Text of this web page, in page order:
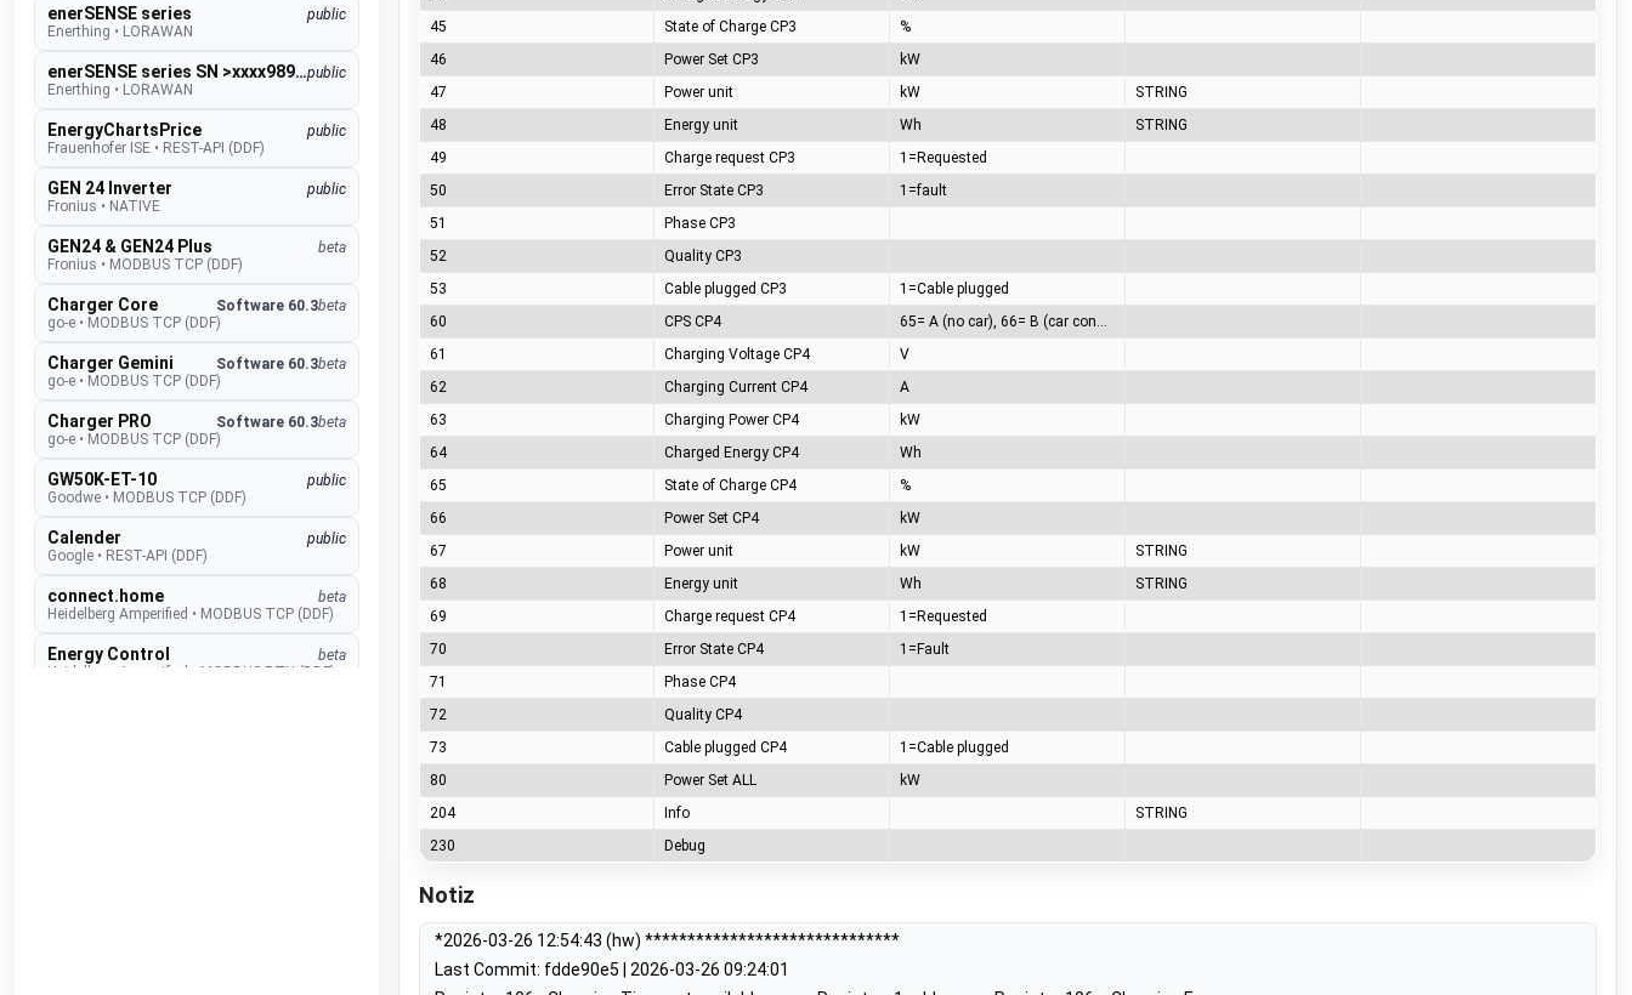
enerSENSE series
public
Enerthing • LORAWAN
enerSENSE series SN >xxxx989000public
Enerthing • LORAWAN
EnergyChartsPrice
public
Frauenhofer ISE • REST-API (DDF)
GEN 24 Inverter
public
Fronius • NATIVE
GEN24 & GEN24 Plus
beta
Fronius • MODBUS TCP (DDF)
Charger Core Software 60.3beta
go-e • MODBUS TCP (DDF)
Charger Gemini Software 60.3beta
go-e • MODBUS TCP (DDF)
Charger PRO Software 60.3beta
go-e • MODBUS TCP (DDF)
GW50K-ET-10
public
Goodwe • MODBUS TCP (DDF)
Calender
public
Google • REST-API (DDF)
connect.home
beta
Heidelberg Amperified • MODBUS TCP (DDF)
Energy Control
beta
Heidelberg Amperified
MODBUS RTU (DDF)
45
State of Charge CP3
%
46
Power Set CP3
kW
47
Power unit kW
STRING
48
Energy unit Wh
STRING
49
Charge request CP3
1=Requested
50
Error State CP3
1=fault
51
Phase CP3
52
Quality CP3
53
Cable plugged CP3
1=Cable plugged
60
CPS CP4
65= A (no car), 66= B (car connected), 67= C (charging), 68= D (charging with ventilation), 69= E (error), 70= F (communication error)
61
Charging Voltage CP4
V
62
Charging Current CP4
A
63
Charging Power CP4
kW
64
Charged Energy CP4
Wh
65
State of Charge CP4
%
66
Power Set CP4
kW
67
Power unit kW
STRING
68
Energy unit Wh
STRING
69
Charge request CP4
1=Requested
70
Error State CP4
1=Fault
71
Phase CP4
72
Quality CP4
73
Cable plugged CP4
1=Cable plugged
80
Power Set ALL
kW
204
Info
STRING
230
Debug
Notiz
*2026-03-26 12:54:43 (hw) ******************************
Last Commit: fdde90e5 | 2026-03-26 09:24:01